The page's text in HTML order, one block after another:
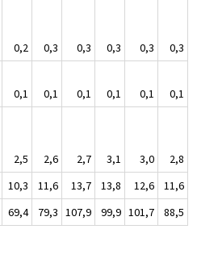
0,2 0,3 0,3 0,3 0,3
0,3
0,1 0,1 0,1 0,1 0,1
0,1
2,5 2,6 2,7 3,1 3,0
2,8
10,3 11,6 13,7 13,8 12,6
11,6
69,4 79,3 107,9 99,9 101,7 88,5